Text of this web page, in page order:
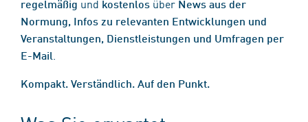
regelmäßig und kostenlos über News aus der
Normung, Infos zu relevanten Entwicklungen und
Veranstaltungen, Dienstleistungen und Umfragen per
E-Mail
Kompakt. Verständlich. Auf den Punkt.